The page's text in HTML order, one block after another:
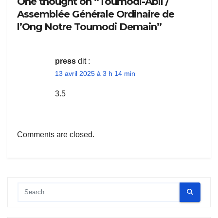
Assemblée Générale Ordinaire de
l’Ong Notre Toumodi Demain”
press dit :
13 avril 2025 à 3 h 14 min
3.5
Comments are closed.